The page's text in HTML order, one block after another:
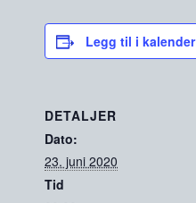
Legg til i kalender
DETALJER
Dato:
23. juni 2020
Tid